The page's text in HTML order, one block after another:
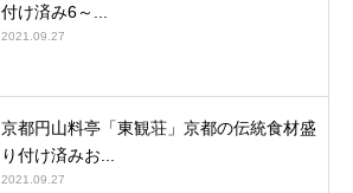
付け済み6～...
2021.09.27
京都円山料亭「東観荘」京都の伝統食材盛
り付け済みお...
2021.09.27